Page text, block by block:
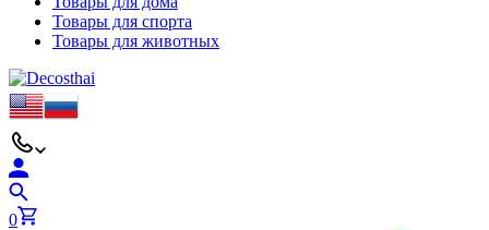
Товары для спорта
Товары для животных
0